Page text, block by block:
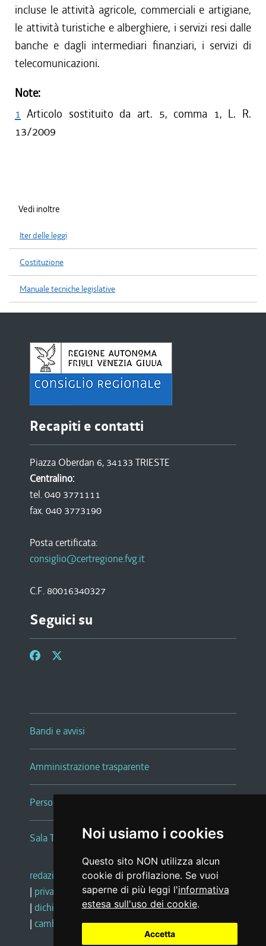
Noi usiamo i cookies
Questo sito NON utilizza alcun
cookie di profilazione. Se vuoi
saperne di più leggi l'informativa
estesa sull'uso dei cookie.
Accetta
incluse le attività agricole, commerciali e artigiane,
le attività turistiche e alberghiere, i servizi resi dalle
banche e dagli intermediari finanziari, i servizi di
telecomunicazioni.
Note:
1 Articolo sostituito da art. 5, comma 1, L. R.
13/2009
Vedi inoltre
Iter delle leggi
Costituzione
Manuale tecniche legislative
Recapiti e contatti
Piazza Oberdan 6, 34133 TRIESTE
Centralino:
tel. 040 3771111
fax. 040 3773190
Posta certificata:
consiglio@certregione.fvg.it
C.F. 80016340327
Seguici su
Bandi e avvisi
Amministrazione trasparente
Persone e Uffici
Sala Tiziano Tessitori
redazione web |note legali |glossario
| privacy
social media policy
| dichiarazione di accessibilità |feedback
| cambio preferenze cookie